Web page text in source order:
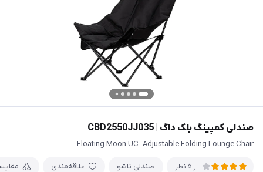
صندلی کمپینگ بلک داگ | CBD2550JJ035
Floating Moon UC- Adjustable Folding Lounge Chair
از 5 نظر صندلی تاشو علاقه‌مندی